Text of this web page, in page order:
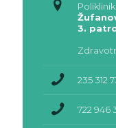
3.
235 312
722 946